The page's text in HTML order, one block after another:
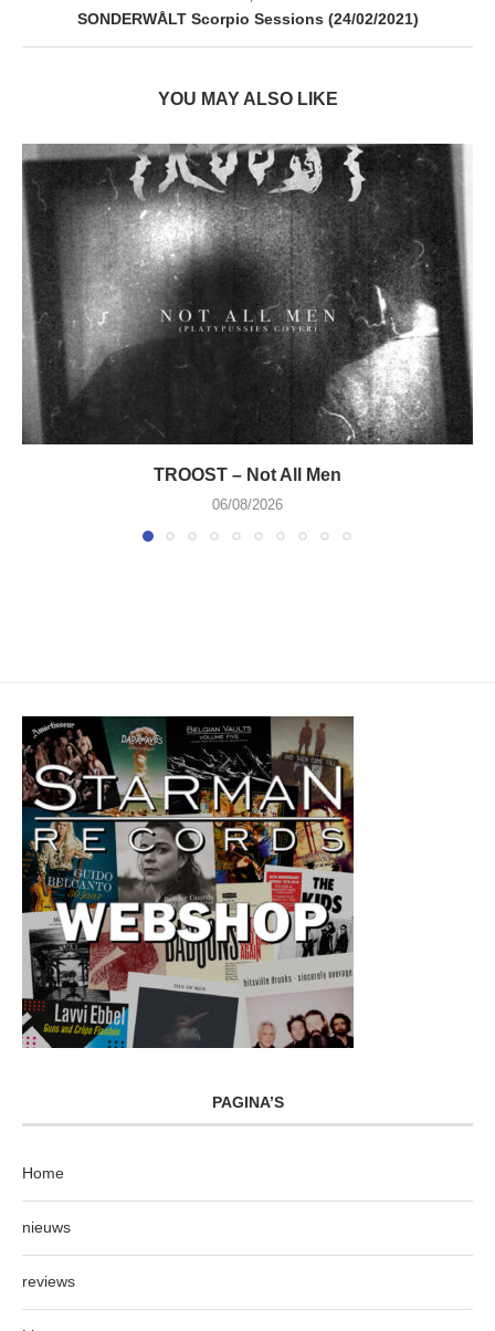
SONDERWÅLT Scorpio Sessions (24/02/2021)
YOU MAY ALSO LIKE
TROOST – Not All Men
06/08/2026
PAGINA’S
Home
nieuws
reviews